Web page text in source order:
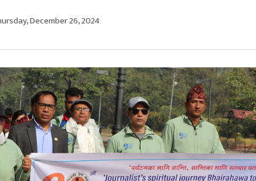
December 26, 2024